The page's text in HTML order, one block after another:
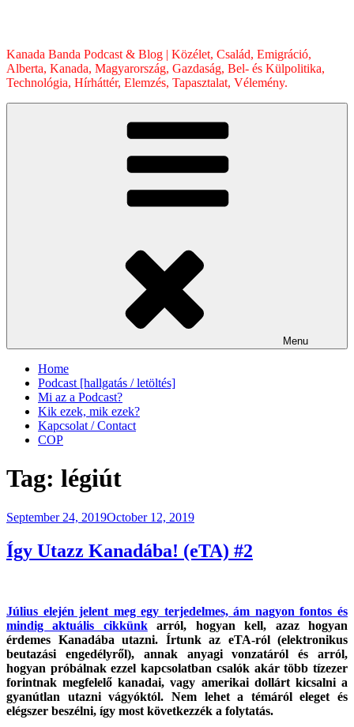
Kanada Banda Podcast & Blog | Közélet, Család, Emigráció,
Alberta, Kanada, Magyarország, Gazdaság, Bel- és Külpolitika,
Technológia, Hírháttér, Elemzés, Tapasztalat, Vélemény.
Menu
Home
Podcast [hallgatás / letöltés]
Mi az a Podcast?
Kik ezek, mik ezek?
Kapcsolat / Contact
COP
Tag: légiút
Posted
September 24, 2019October 12, 2019
Így Utazz Kanadába! (eTA) #2
Július elején jelent meg egy terjedelmes, ám nagyon fontos és
mindig aktuális cikkünkarról, hogyan kell, azaz hogyan
érdemes Kanadába utazni. Írtunk az eTA-ról (elektronikus
beutazási engedélyről), annak anyagi vonzatáról és arról,
hogyan próbálnak ezzel kapcsolatban csalók akár több tízezer
forintnak megfelelő kanadai, vagy amerikai dollárt kicsalni a
gyanútlan utazni vágyóktól. Nem lehet a témáról eleget és
elégszer beszélni, így most következzék a folytatás.